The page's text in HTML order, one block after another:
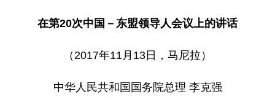
在第20次中国－东盟领导人会议上的讲话
（2017年11月13日，马尼拉）
中华人民共和国国务院总理 李克强